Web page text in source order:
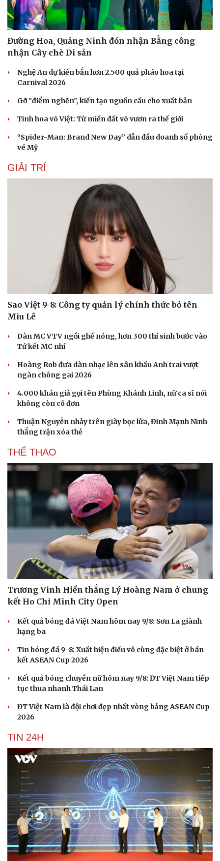
Du lịch
Tư vấn
Săn Tour
check-in
Podcast
Đọc truyện đêm khuya
Cửa sổ tình yêu
Đường Hoa, Quảng Ninh đón nhận Bằng công
nhận Cây chè Di sản
Nghệ An dự kiến bắn hơn 2.500 quả pháo hoa tại
Carnival 2026
Gỡ "điểm nghẽn", kiến tạo nguồn cầu cho xuất bản
Tinh hoa võ Việt: Từ miền đất võ vươn ra thế giới
“Spider-Man: Brand New Day” dẫn đầu doanh số phòng
vé Mỹ
GIẢI TRÍ
Sao Việt 9-8: Công ty quản lý chính thức bỏ tên
Miu Lê
Dàn MC VTV ngồi ghế nóng, hơn 300 thí sinh bước vào
Tứ kết MC nhí
Hoàng Rob đưa dàn nhạc lên sân khấu Anh trai vượt
ngàn chông gai 2026
4.000 khán giả gọi tên Phùng Khánh Linh, nữ ca sĩ nói
không còn cô đơn
Thuận Nguyễn nhảy trên giày bọc lửa, Đinh Mạnh Ninh
thắng trận xóa thẻ
THỂ THAO
Trương Vinh Hiển thắng Lý Hoàng Nam ở chung
kết Ho Chi Minh City Open
Kết quả bóng đá Việt Nam hôm nay 9/8: Sơn La giành
hạng ba
Tin bóng đá 9-8: Xuất hiện điều vô cùng đặc biệt ở bán
kết ASEAN Cup 2026
Kết quả bóng chuyền nữ hôm nay 9/8: ĐT Việt Nam tiếp
tục thua nhanh Thái Lan
ĐT Việt Nam là đội chơi đẹp nhất vòng bảng ASEAN Cup
2026
TIN 24H